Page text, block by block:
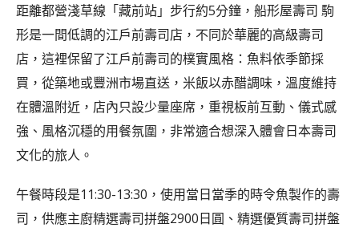
距離都營淺草線「藏前站」步行約5分鐘，船形屋壽司 駒
形是一間低調的江戶前壽司店，不同於華麗的高級壽司
店，這裡保留了江戶前壽司的樸實風格：魚料依季節採
買，從築地或豐洲市場直送，米飯以赤醋調味，溫度維持
在體溫附近，店內只設少量座席，重視板前互動、儀式感
強、風格沉穩的用餐氛圍，非常適合想深入體會日本壽司
文化的旅人。
午餐時段是11:30-13:30，使用當日當季的時令魚製作的壽
司，供應主廚精選壽司拼盤2900日圓、精選優質壽司拼盤